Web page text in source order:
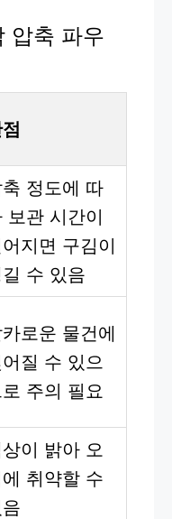
압축 파우
축 정도에 따
보관 시간이
지면 구김이
수 있음
카로운 물건에
질 수 있으
로 주의 필요
이 밝아 오
취약할 수